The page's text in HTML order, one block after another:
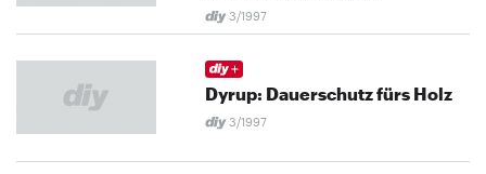
3/1997
Dyrup: Dauerschutz fürs Holz
3/1997